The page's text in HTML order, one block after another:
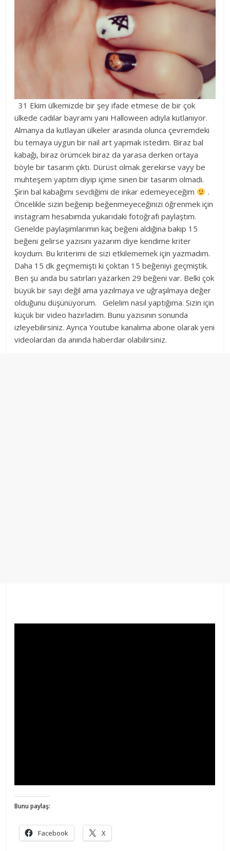
31 Ekim ülkemizde bir şey ifade etmese de bir çok
ülkede cadılar bayramı yani Halloween adıyla kutlanıyor.
Almanya da kutlayan ülkeler arasında olunca çevremdeki
bu temaya uygun bir nail art yapmak istedim. Biraz bal
kabağı, biraz örümcek biraz da yarasa derken ortaya
böyle bir tasarım çıktı. Dürüst olmak gerekirse vayy be
muhteşem yaptım diyip içime sinen bir tasarım olmadı.
Şirin bal kabağımı sevdiğimi de inkar edemeyeceğim
.
Öncelikle sizin beğenip beğenmeyeceğinizi öğrenmek için
instagram hesabımda yukarıdaki fotoğrafı paylaştım.
Genelde paylaşımlarımın kaç beğeni aldığına bakıp 15
beğeni gelirse yazısını yazarım diye kendime kriter
koydum. Bu kriterimi de sizi etkilememek için yazmadım.
Daha 15 dk geçmemişti ki çoktan 15 beğeniyi geçmiştik.
Ben şu anda bu satırları yazarken 29 beğeni var. Belki çok
büyük bir sayı değil ama yazılmaya ve uğraşılmaya değer
olduğunu düşünüyorum. Gelelim nasıl yaptığıma. Sizin için
küçük bir video hazırladım. Bunu yazısının sonunda
izleyebilirsiniz. Ayrıca Youtube kanalıma abone olarak yeni
videolardan da anında haberdar olabilirsiniz.
Bunu paylaş:
Facebook X